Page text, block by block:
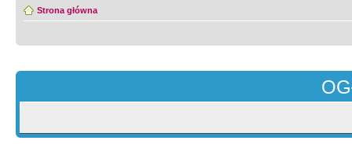
Strona główna